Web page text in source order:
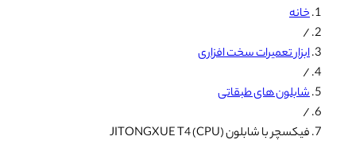
خانه
/
ابزار تعمیرات سخت افزاری
/
شابلون های طبقاتی
/
فیکسچر با شابلون (JITONGXUE T4 (CPU